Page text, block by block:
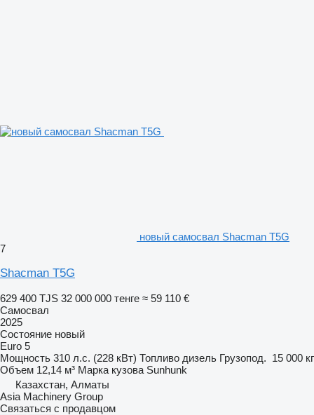
новый самосвал Shacman T5G
7
Shacman T5G
629 400 TJS 32 000 000 тенге ≈ 59 110 €
Самосвал
2025
Состояние новый
Euro 5
Мощность 310 л.с. (228 кВт) Топливо дизель Грузопод. 15 000 кг
Объем 12,14 м³ Марка кузова Sunhunk
Казахстан, Алматы
Asia Machinery Group
Связаться с продавцом